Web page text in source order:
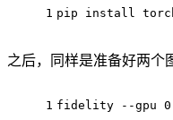
1 pip install
之后，同样是准备好两个
1 fidelity --gpu 0